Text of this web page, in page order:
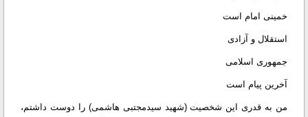
خمینی امام است
استقلال و آزادی
جمهوری اسلامی
آخرین پیام است
من به قدری این شخصیت (شهید سیدمجتبی هاشمی) را دوست داشتم،